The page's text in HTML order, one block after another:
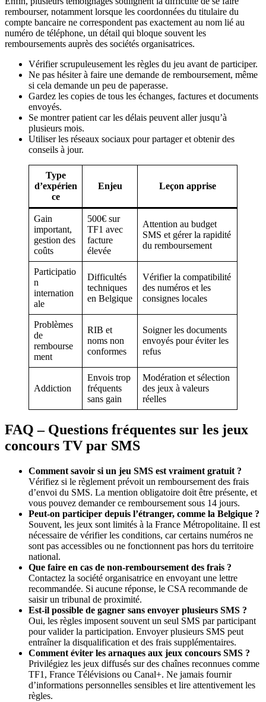
rembourser, notamment lorsque les coordonnées du titulaire du
compte bancaire ne correspondent pas exactement au nom lié au
numéro de téléphone, un détail qui bloque souvent les
remboursements auprès des sociétés organisatrices.
Vérifier scrupuleusement les règles du jeu avant de participer.
Ne pas hésiter à faire une demande de remboursement, même
si cela demande un peu de paperasse.
Gardez les copies de tous les échanges, factures et documents
envoyés.
Se montrer patient car les délais peuvent aller jusqu’à
plusieurs mois.
Utiliser les réseaux sociaux pour partager et obtenir des
conseils à jour.
Type
d’expérien
ce
Enjeu Leçon apprise
Gain
important,
gestion des
coûts
500€ sur
TF1 avec
facture
élevée
Attention au budget
SMS et gérer la rapidité
du remboursement
Participatio
n
internation
ale
Difficultés
techniques
en Belgique
Vérifier la compatibilité
des numéros et les
consignes locales
Problèmes
de
rembourse
ment
RIB et
noms non
conformes
Soigner les documents
envoyés pour éviter les
refus
Addiction
Envois trop
fréquents
sans gain
Modération et sélection
des jeux à valeurs
réelles
FAQ – Questions fréquentes sur les jeux
concours TV par SMS
Comment savoir si un jeu SMS est vraiment gratuit ?
Vérifiez si le règlement prévoit un remboursement des frais
d’envoi du SMS. La mention obligatoire doit être présente, et
vous pouvez demander ce remboursement sous 14 jours.
Peut-on participer depuis l’étranger, comme la Belgique ?
Souvent, les jeux sont limités à la France Métropolitaine. Il est
nécessaire de vérifier les conditions, car certains numéros ne
sont pas accessibles ou ne fonctionnent pas hors du territoire
national.
Que faire en cas de non-remboursement des frais ?
Contactez la société organisatrice en envoyant une lettre
recommandée. Si aucune réponse, le CSA recommande de
saisir un tribunal de proximité.
Est-il possible de gagner sans envoyer plusieurs SMS ?
Oui, les règles imposent souvent un seul SMS par participant
pour valider la participation. Envoyer plusieurs SMS peut
entraîner la disqualification et des frais supplémentaires.
Comment éviter les arnaques aux jeux concours SMS ?
Privilégiez les jeux diffusés sur des chaînes reconnues comme
TF1, France Télévisions ou Canal+. Ne jamais fournir
d’informations personnelles sensibles et lire attentivement les
règles.